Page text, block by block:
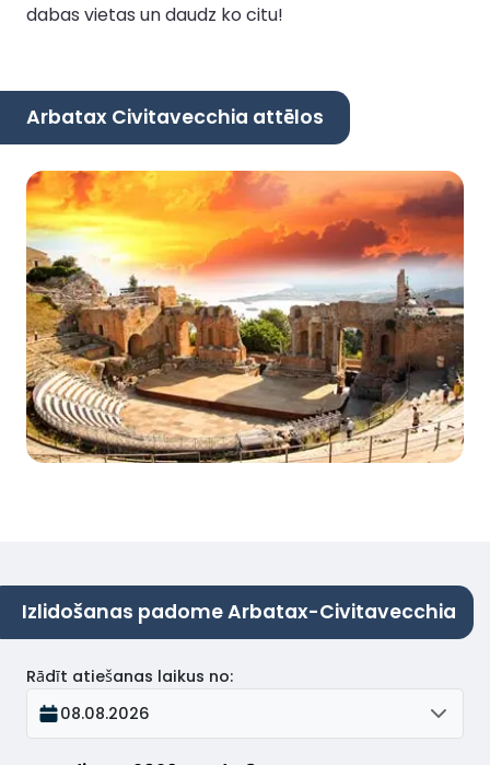
dabas vietas un daudz ko citu!
Arbatax Civitavecchia attēlos
Izlidošanas padome Arbatax-Civitavecchia
Rādīt atiešanas laikus no:
08.08.2026